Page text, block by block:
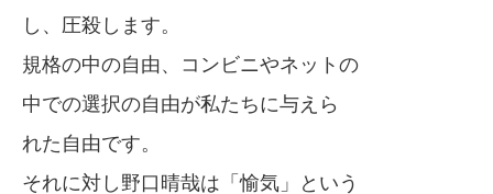
し、圧殺します。
規格の中の自由、コンビニやネットの
中での選択の自由が私たちに与えら
れた自由です。
それに対し野口晴哉は「愉気」という